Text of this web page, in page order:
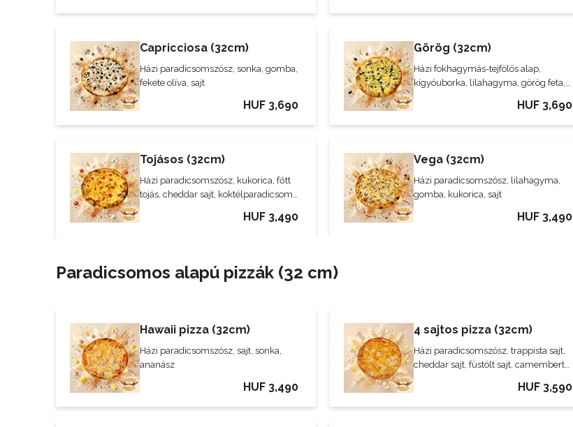
Capricciosa (32cm)
Házi paradicsomszósz, sonka, gomba,
fekete olíva, sajt
HUF 3,690
Görög (32cm)
Házi fokhagymás-tejfölös alap,
kígyóuborka, lilahagyma, görög feta,
HUF 3,690
Tojásos (32cm)
Házi paradicsomszósz, kukorica, főtt
tojás, cheddar sajt, koktélparadicsom,
HUF 3,490
Vega (32cm)
Házi paradicsomszósz, lilahagyma,
gomba, kukorica, sajt
HUF 3,490
Paradicsomos alapú pizzák (32 cm)
Hawaii pizza (32cm)
Házi paradicsomszósz, sajt, sonka,
ananász
HUF 3,490
4 sajtos pizza (32cm)
Házi paradicsomszósz, trappista sajt,
cheddar sajt, füstölt sajt, camembert
HUF 3,590